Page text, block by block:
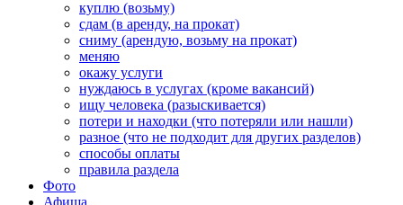
куплю (возьму)
сдам (в аренду, на прокат)
сниму (арендую, возьму на прокат)
меняю
окажу услуги
нуждаюсь в услугах (кроме вакансий)
ищу человека (разыскивается)
потери и находки (что потеряли или нашли)
разное (что не подходит для других разделов)
способы оплаты
правила раздела
Фото
Афиша